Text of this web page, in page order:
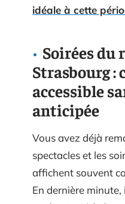
idéale à cette
Soirées du
Strasbourg :
accessible
anticipée
Vous avez déjà
spectacles et les
affichent souvent
En dernière